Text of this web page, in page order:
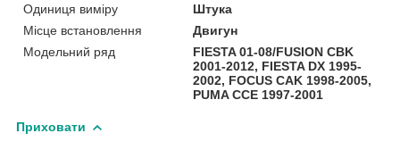
Одиниця виміру
Штука
Місце встановлення
Двигун
Модельний ряд
FIESTA 01-08/FUSION CBK
2001-2012, FIESTA DX 1995-
2002, FOCUS CAK 1998-2005,
PUMA CCE 1997-2001
Приховати